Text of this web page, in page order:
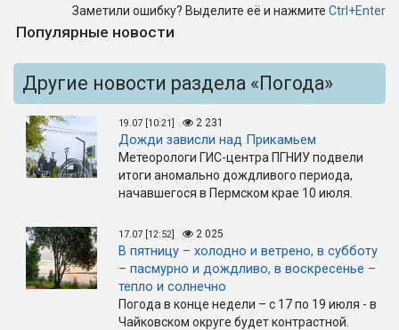
Заметили ошибку? Выделите её и нажмите Ctrl+Enter
Популярные новости
Другие новости раздела «Погода»
19.07 [10:21] 2 231
Дожди зависли над Прикамьем
Метеорологи ГИС-центра ПГНИУ подвели
итоги аномально дождливого периода,
начавшегося в Пермском крае 10 июля.
17.07 [12:52] 2 025
В пятницу – холодно и ветрено, в субботу
– пасмурно и дождливо, в воскресенье –
тепло и солнечно
Погода в конце недели – с 17 по 19 июля - в
Чайковском округе будет контрастной.